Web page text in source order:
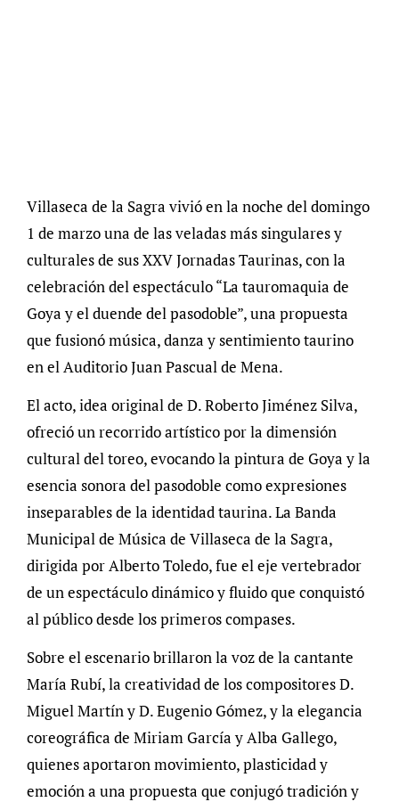
Villaseca de la Sagra vivió en la noche del domingo
1 de marzo una de las veladas más singulares y
culturales de sus XXV Jornadas Taurinas, con la
celebración del espectáculo “La tauromaquia de
Goya y el duende del pasodoble”, una propuesta
que fusionó música, danza y sentimiento taurino
en el Auditorio Juan Pascual de Mena.
El acto, idea original de D. Roberto Jiménez Silva,
ofreció un recorrido artístico por la dimensión
cultural del toreo, evocando la pintura de Goya y la
esencia sonora del pasodoble como expresiones
inseparables de la identidad taurina. La Banda
Municipal de Música de Villaseca de la Sagra,
dirigida por Alberto Toledo, fue el eje vertebrador
de un espectáculo dinámico y fluido que conquistó
al público desde los primeros compases.
Sobre el escenario brillaron la voz de la cantante
María Rubí, la creatividad de los compositores D.
Miguel Martín y D. Eugenio Gómez, y la elegancia
coreográfica de Miriam García y Alba Gallego,
quienes aportaron movimiento, plasticidad y
emoción a una propuesta que conjugó tradición y